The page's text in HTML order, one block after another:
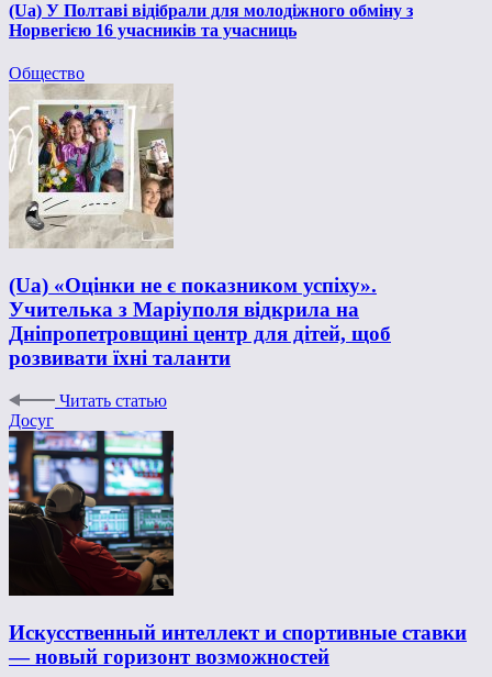
(Ua) У Полтаві відібрали для молодіжного обміну з
Норвегією 16 учасників та учасниць
Общество
(Ua) ​​«Оцінки не є показником успіху».
Учителька з Маріуполя відкрила на
Дніпропетровщині центр для дітей, щоб
розвивати їхні таланти
Читать статью
Досуг
Искусственный интеллект и спортивные ставки
— новый горизонт возможностей